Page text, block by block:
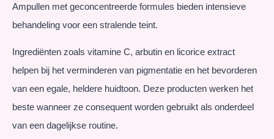
Ampullen met geconcentreerde formules bieden intensieve
behandeling voor een stralende teint.
Ingrediënten zoals vitamine C, arbutin en licorice extract
helpen bij het verminderen van pigmentatie en het bevorderen
van een egale, heldere huidtoon. Deze producten werken het
beste wanneer ze consequent worden gebruikt als onderdeel
van een dagelijkse routine.